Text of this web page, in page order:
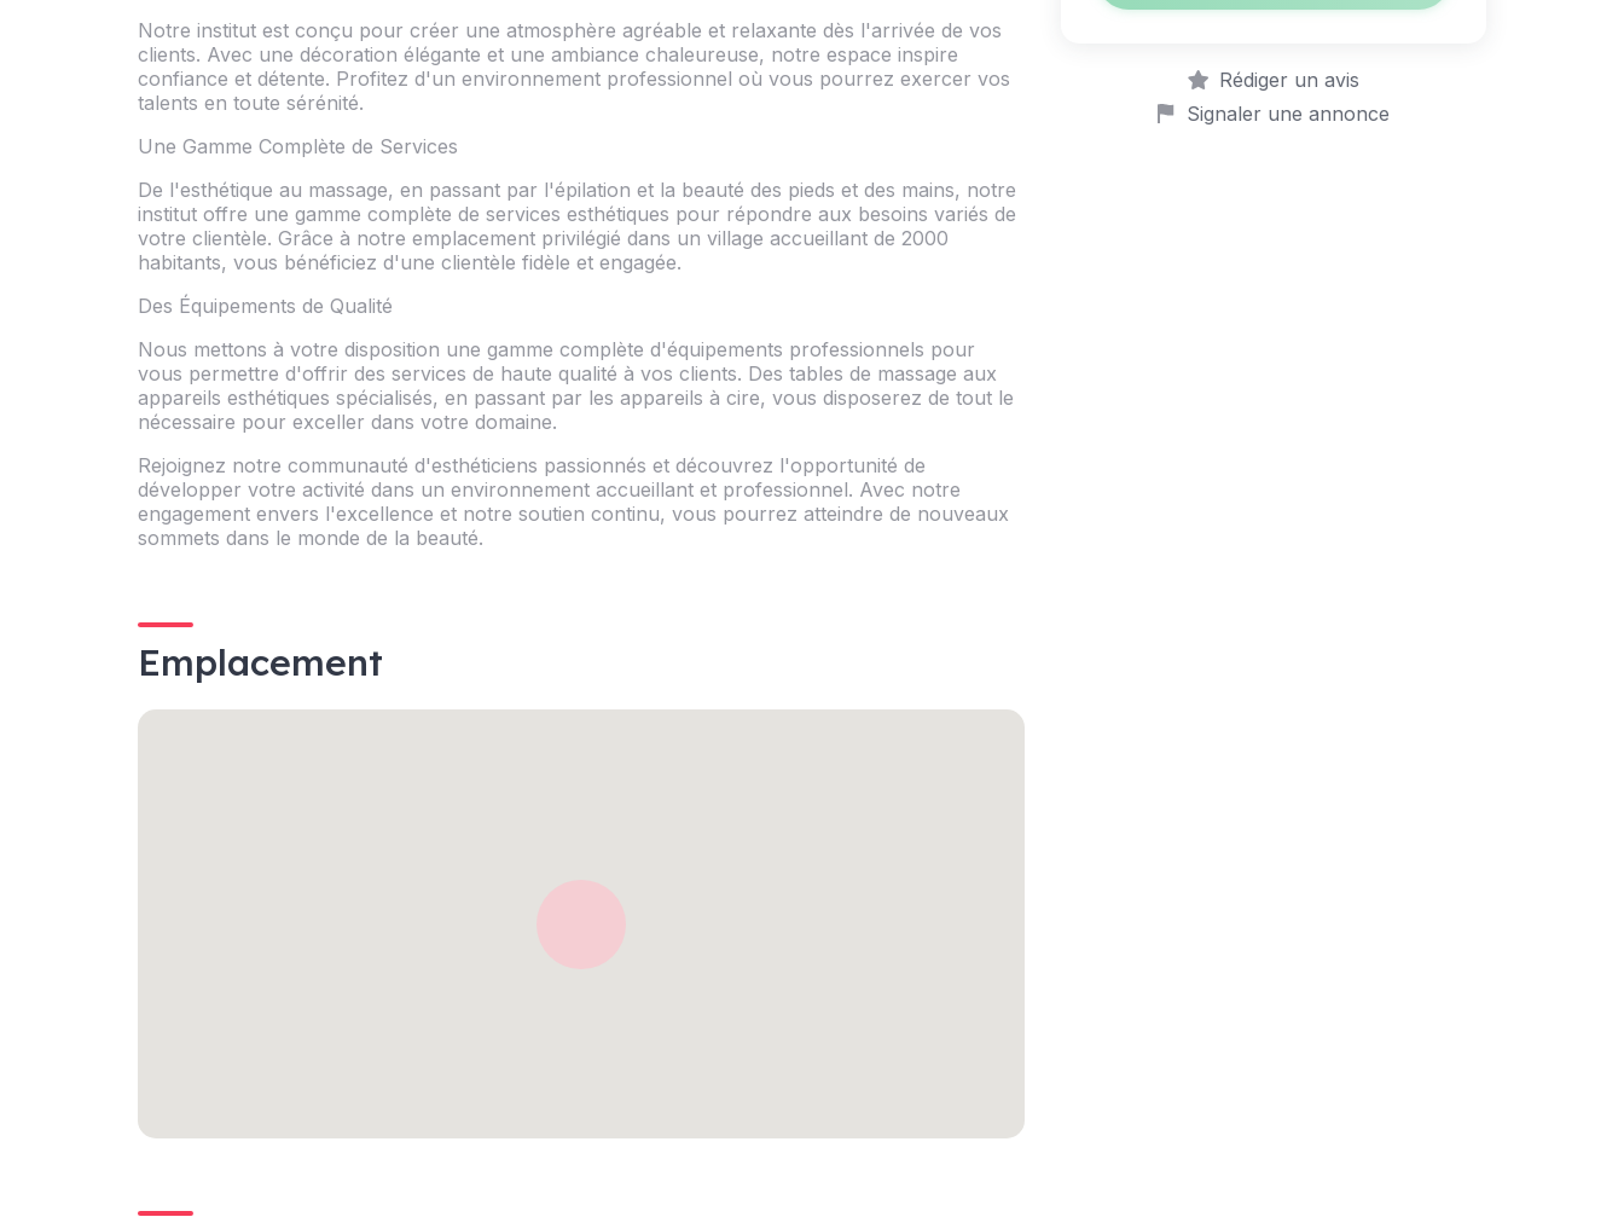
Notre institut est conçu pour créer une atmosphère agréable et relaxante dès l'arrivée de vos
clients. Avec une décoration élégante et une ambiance chaleureuse, notre espace inspire
confiance et détente. Profitez d'un environnement professionnel où vous pourrez exercer vos
talents en toute sérénité.
Une Gamme Complète de Services
De l'esthétique au massage, en passant par l'épilation et la beauté des pieds et des mains, notre
institut offre une gamme complète de services esthétiques pour répondre aux besoins variés de
votre clientèle. Grâce à notre emplacement privilégié dans un village accueillant de 2000
habitants, vous bénéficiez d'une clientèle fidèle et engagée.
Des Équipements de Qualité
Nous mettons à votre disposition une gamme complète d'équipements professionnels pour
vous permettre d'offrir des services de haute qualité à vos clients. Des tables de massage aux
appareils esthétiques spécialisés, en passant par les appareils à cire, vous disposerez de tout le
nécessaire pour exceller dans votre domaine.
Rejoignez notre communauté d'esthéticiens passionnés et découvrez l'opportunité de
développer votre activité dans un environnement accueillant et professionnel. Avec notre
engagement envers l'excellence et notre soutien continu, vous pourrez atteindre de nouveaux
sommets dans le monde de la beauté.
Emplacement
Rédiger un avis
Signaler une annonce